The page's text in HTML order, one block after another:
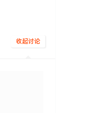
收起讨论